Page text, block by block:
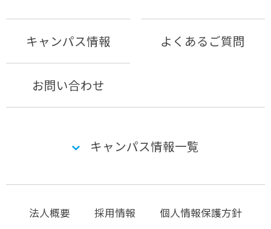
キャンパス情報 よくあるご質問
お問い合わせ
キャンパス情報一覧
法人概要 採用情報
個人情報保護方針